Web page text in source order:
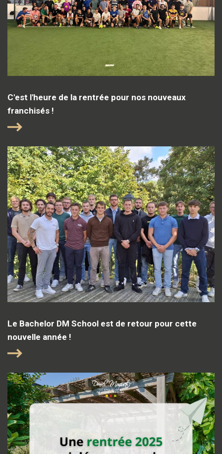
C'est l'heure de la rentrée pour nos nouveaux
franchisés !
Le Bachelor DM School est de retour pour cette
nouvelle année !